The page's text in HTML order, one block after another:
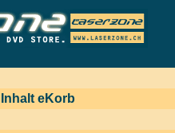
Inhalt eKorb